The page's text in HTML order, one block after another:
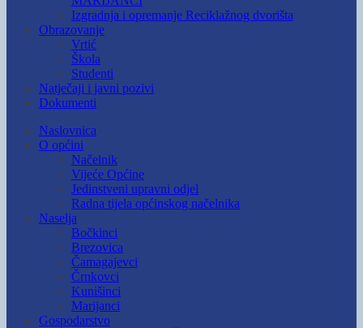
Izgradnja i opremanje Reciklažnog dvorišta
Obrazovanje
Vrtić
Škola
Studenti
Natječaji i javni pozivi
Dokumenti
Naslovnica
O općini
Načelnik
Vijeće Općine
Jedinstveni upravni odjel
Radna tijela općinskog načelnika
Naselja
Bočkinci
Brezovica
Čamagajevci
Črnkovci
Kunišinci
Marijanci
Gospodarstvo